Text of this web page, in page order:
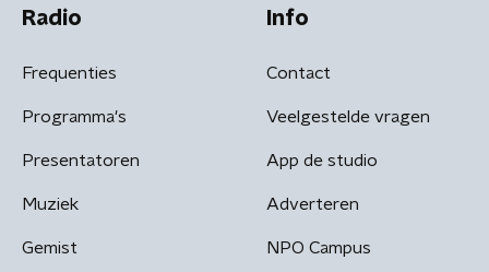
Radio
Frequenties
Programma's
Presentatoren
Muziek
Gemist
Info
Contact
Veelgestelde vragen
App de studio
Adverteren
NPO Campus